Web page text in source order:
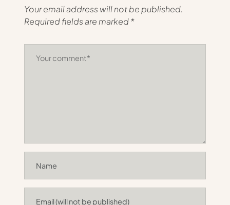
Your email address will not be published.
Required fields are marked*